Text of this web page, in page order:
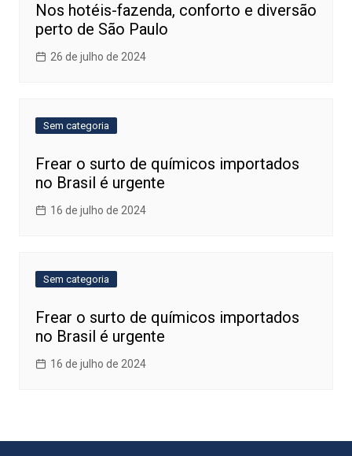
Nos hotéis-fazenda, conforto e diversão
perto de São Paulo
26 de julho de 2024
Sem categoria
Frear o surto de químicos importados
no Brasil é urgente
16 de julho de 2024
Sem categoria
Frear o surto de químicos importados
no Brasil é urgente
16 de julho de 2024